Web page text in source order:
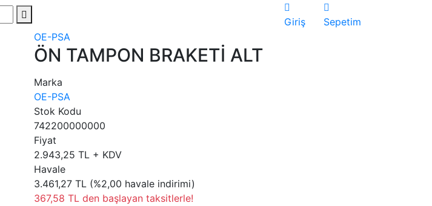
Giriş
Sepetim
OE-PSA
ÖN TAMPON BRAKETİ ALT
Marka
OE-PSA
Stok Kodu
742200000000
Fiyat
2.943,25 TL + KDV
Havale
3.461,27 TL (%2,00 havale indirimi)
367,58 TL den başlayan taksitlerle!